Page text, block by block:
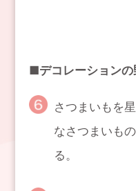
■デコレーションの
さつまいもを
なさつまいも
る。